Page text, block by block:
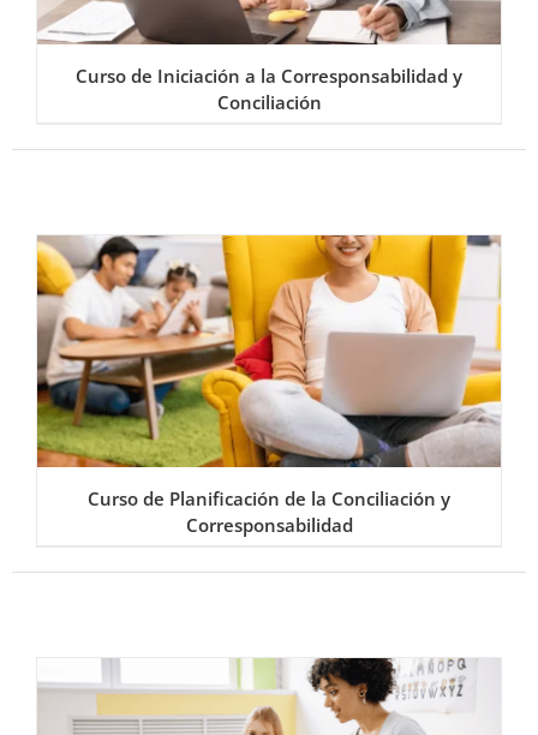
Curso de Iniciación a la Corresponsabilidad y
Conciliación
Curso de Planificación de la Conciliación y
Corresponsabilidad